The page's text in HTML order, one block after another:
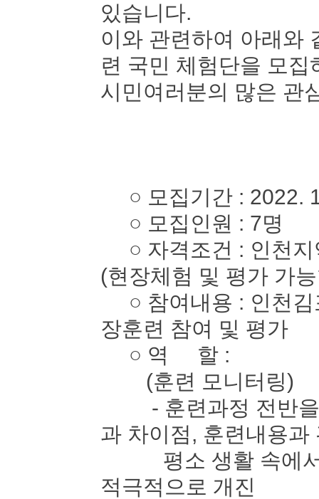
있습니다.
이와 관련하여 아래와
련 국민 체험단을 모집
시민여러분의 많은 관
○ 모집기간 : 2022.
○ 모집인원 : 7명
○ 자격조건 : 인천지
(현장체험 및 평가 가
○ 참여내용 : 인천김
장훈련 참여 및 평가
○ 역 할 :
(훈련 모니터링)
- 훈련과정 전반을
과 차이점, 훈련내용과
평소 생활 속에서
적극적으로 개진